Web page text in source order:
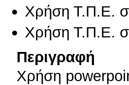
Χρήση Τ.Π.Ε.
Χρήση Τ.Π.Ε.
Περιγραφή
Χρήση